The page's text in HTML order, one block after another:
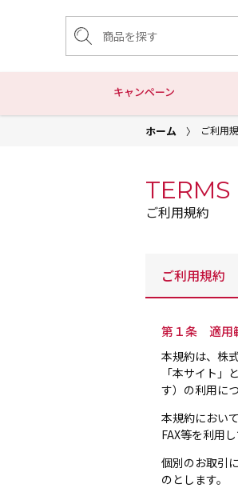
キャンペーン
ホーム ご利用
TERMS
ご利用規約
ご利用規約
第１条 適用
本規約は、株
「本サイト
す）の利用に
本規約におい
FAX等を利用
個別のお取引
のとします。